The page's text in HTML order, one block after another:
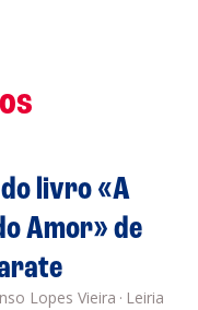
livro «A
Amor» de
Lopes Vieira · Leiria